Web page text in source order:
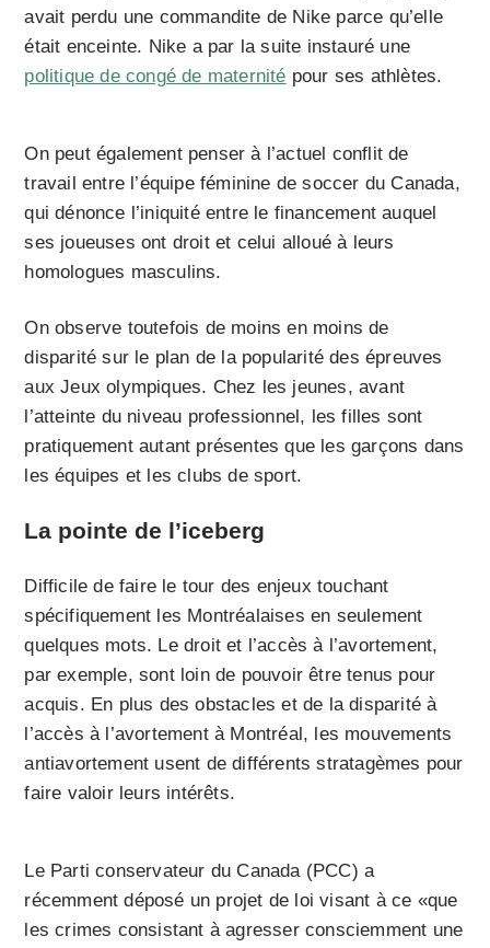
avait perdu une commandite de Nike parce qu’elle
était enceinte. Nike a par la suite instauré une
politique de congé de maternité pour ses athlètes.
On peut également penser à l’actuel conflit de
travail entre l’équipe féminine de soccer du Canada,
qui dénonce l’iniquité entre le financement auquel
ses joueuses ont droit et celui alloué à leurs
homologues masculins.
On observe toutefois de moins en moins de
disparité sur le plan de la popularité des épreuves
aux Jeux olympiques. Chez les jeunes, avant
l’atteinte du niveau professionnel, les filles sont
pratiquement autant présentes que les garçons dans
les équipes et les clubs de sport.
La pointe de l’iceberg
Difficile de faire le tour des enjeux touchant
spécifiquement les Montréalaises en seulement
quelques mots. Le droit et l’accès à l’avortement,
par exemple, sont loin de pouvoir être tenus pour
acquis. En plus des obstacles et de la disparité à
l’accès à l’avortement à Montréal, les mouvements
antiavortement usent de différents stratagèmes pour
faire valoir leurs intérêts.
Le Parti conservateur du Canada (PCC) a
récemment déposé un projet de loi visant à ce «que
les crimes consistant à agresser consciemment une